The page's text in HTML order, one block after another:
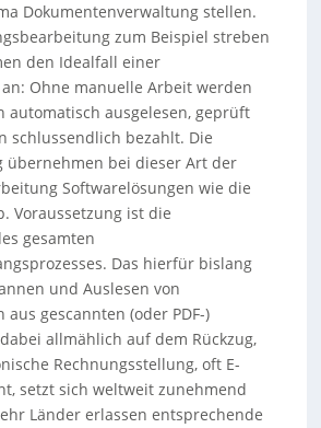
Dokumentenverwaltung stellen.
zum Beispiel streben
den Idealfall einer
Ohne manuelle Arbeit werden
automatisch ausgelesen, geprüft
schlussendlich bezahlt. Die
übernehmen bei dieser Art der
Softwarelösungen wie die
Voraussetzung ist die
gesamten
Das hierfür bislang
und Auslesen von
aus gescannten (oder PDF-)
allmählich auf dem Rückzug,
Rechnungsstellung, oft E-
setzt sich weltweit zunehmend
Länder erlassen entsprechende